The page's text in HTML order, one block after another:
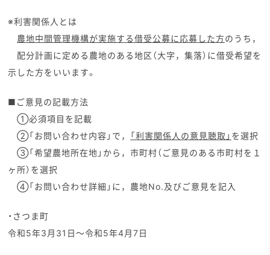
※利害関係人とは
農地中間管理機構が実施する借受公募に応募した方のうち，
配分計画に定める農地のある地区（大字，集落）に借受希望を
示した方をいいます。
■ご意見の記載方法
①必須項目を記載
②「お問い合わせ内容」で， 「利害関係人の意見聴取」 を選択
③「希望農地所在地」から，市町村（ご意見のある市町村を１
ヶ所）を選択
④「お問い合わせ詳細」に，農地No.及びご意見を記入
・さつま町
令和5年3月31日～令和5年4月7日